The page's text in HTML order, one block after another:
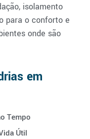
isolamento
para o conforto e
onde são
em
Tempo
Útil